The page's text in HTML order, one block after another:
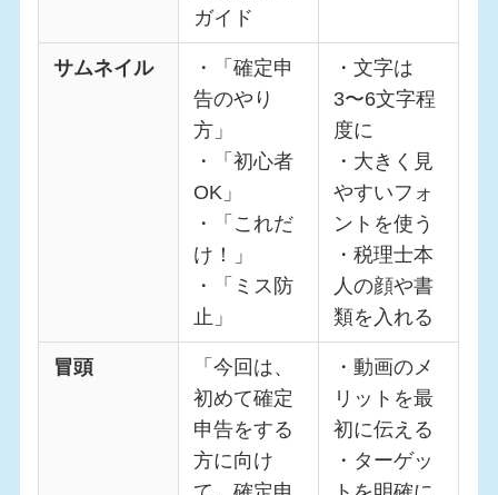
ガイド
サムネイル
・「確定申
告のやり
方」
・「初心者
OK」
・「これだ
け！」
・「ミス防
止」
・文字は
3〜6文字程
度に
・大きく見
やすいフォ
ントを使う
・税理士本
人の顔や書
類を入れる
冒頭
「今回は、
初めて確定
申告をする
方に向け
・動画のメ
リットを最
初に伝える
・ターゲッ